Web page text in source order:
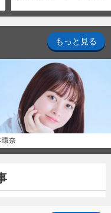
もっと見る
環奈